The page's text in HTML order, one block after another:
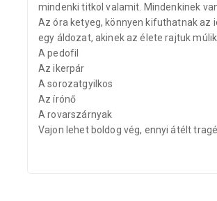
mindenki titkol valamit. Mindenkinek
Az óra ketyeg, könnyen kifuthatnak az
egy áldozat, akinek az élete rajtuk
A pedofil
Az ikerpár
A sorozatgyilkos
Az írónő
A rovarszárnyak
Vajon lehet boldog vég, ennyi átélt